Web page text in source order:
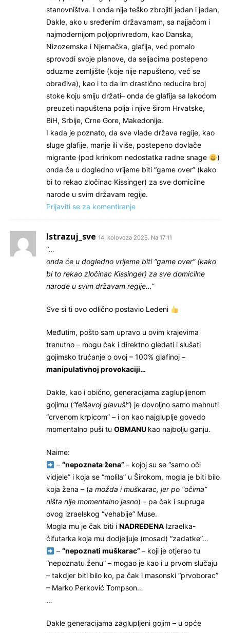
stanovništva. I onda nije teško zbrojiti jedan i jedan,
Dakle, ako u sređenim državamam, sa najjačom i
najmodernijom poljoprivredom, kao Danska,
Nizozemska i Njemačka, glafija, već pomalo
sprovodi svoje planove, da seljacima postepeno
oduzme zemljište (koje nije napušteno, već se
obrađiva), kao i to da im drastično reducira broj
stoke koju smiju držati– onda će glafija sa lakoćom
preuzeti napuštena polja i njive širom Hrvatske,
BiH, Srbije, Crne Gore, Makedonije.
I kada je poznato, da sve vlade država regije, kao
sluge glafije, manje ili više, postepeno dovlače
migrante (pod krinkom nedostatka radne snage
)
onda će u dogledno vrijeme biti “game over” (kako
bi to rekao zločinac Kissinger) za sve domicilne
narode u svim državam regije.
Prijaviti se za komentiranje
Istrazuj_sve 14. kolovoza 2025. Na 17:11
“…
onda će u dogledno vrijeme biti “game over” (kako
bi to rekao zločinac Kissinger) za sve domicilne
narode u svim državam regije…”
Sve si ti ovo odlično postavio Ledeni
Međutim, pošto sam upravo u ovim krajevima
trenutno – mogu čak i direktno gledati i slušati
gojimsko trućanje o ovoj – 100% glafinoj –
manipulativnoj provokaciji…
Dakle, kao i obično, generacijama zaglupljenom
gojimu (“felšavoj glavuši”) je dovoljno samo mahnuti
“crvenom krpicom” – i on kao najgluplje govedo
momentalno puši tu OBMANU kao najbolju ganju.
Naime:
– “nepoznata žena”– kojoj su se “samo oči
vidjele” i koja se “molila” u Širokom, mogla je biti bilo
koja žena – (a možda i muškarac, jer po “očima”
ništa nije momentalno jasno) – pa čak i supruga
ovog izraelskog “vehabije” Muse.
Mogla mu je čak biti i NADREĐENA Izraelka-
ćifutarka koja mu dodjeljuje (mosad) “zadatke”…
– “nepoznati muškarac”– koji je otjerao tu
“nepoznatu ženu” – mogao je kao i u prvom slučaju
– takdjer biti bilo ko, pa čak i masonski “prvoborac”
– Marko Perković Tompson…
…
Dakle generacijama zaglupljeni gojim – u opće